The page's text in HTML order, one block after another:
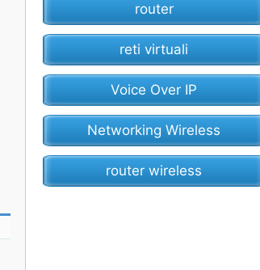
router
reti virtuali
Voice Over IP
Networking Wireless
router wireless